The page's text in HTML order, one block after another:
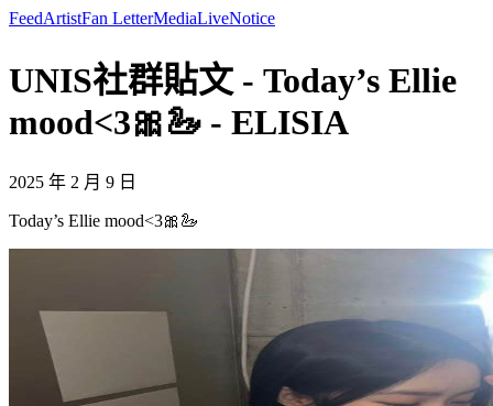
FeedArtistFan LetterMediaLiveNotice
UNIS社群貼文 - Today’s Ellie
mood<3🎀🦢 - ELISIA
2025 年 2 月 9 日
Today’s Ellie mood<3🎀🦢